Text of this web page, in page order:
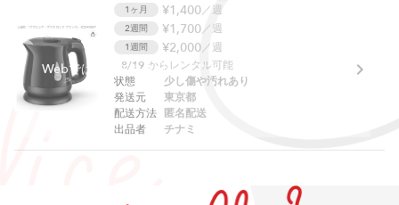
Webでは予約できません。アプリをご利用ください。
1ヶ月 ¥1,400／週
2週間 ¥1,700／週
1週間 ¥2,000／週
8/19 からレンタル可能
状態
発送元
配送方法
出品者
少し傷や汚れあり
東京都
匿名配送
チナミ